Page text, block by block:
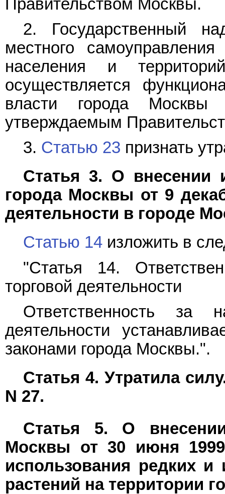
Правительством Москвы.
2. Государственный
местного
населения и
осуществляется
власти города Москвы
утверждаемым
3. Статью 23 признать
Статья 3. О внесении
города Москвы от 9
деятельности в городе
Статью 14 изложить в
"Статья 14.
торговой деятельности
Ответственность за
деятельности
законами города Москвы.".
Статья 4. Утратила
N 27.
Статья 5. О
Москвы от 30 июня
использования редких
растений на территории